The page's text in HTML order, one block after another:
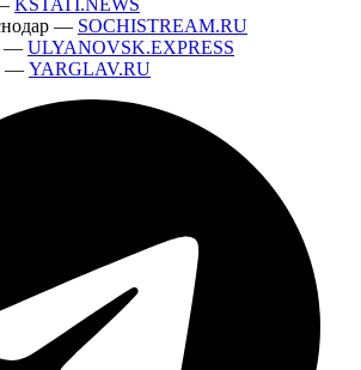
— SOCHISTREAM.RU
— ULYANOVSK.EXPRESS
— YARGLAV.RU